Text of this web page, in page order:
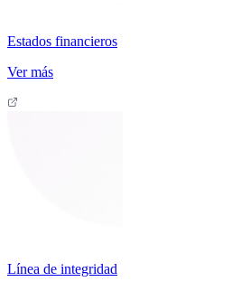
Estados financieros
Ver más
Línea de integridad